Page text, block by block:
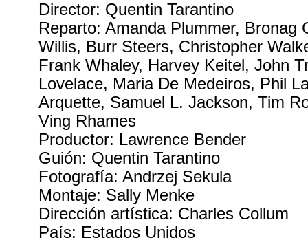
Director: Quentin Tarantino
Reparto: Amanda Plummer, Bronag
Willis, Burr Steers, Christopher
Frank Whaley, Harvey Keitel, John
Lovelace, Maria De Medeiros, Phil
Arquette, Samuel L. Jackson, Tim
Ving Rhames
Productor: Lawrence Bender
Guión: Quentin Tarantino
Fotografía: Andrzej Sekula
Montaje: Sally Menke
Dirección artística: Charles Collum
País: Estados Unidos